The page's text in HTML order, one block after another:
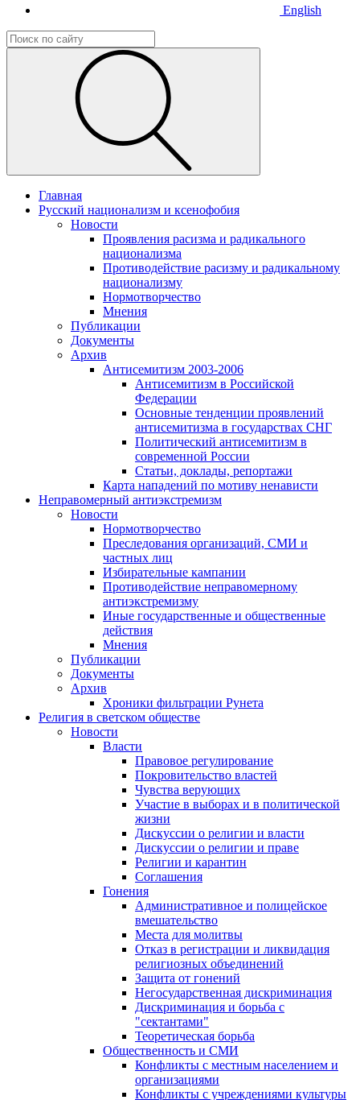
English
Главная
Русский национализм и ксенофобия
Новости
Проявления расизма и радикального
национализма
Противодействие расизму и радикальному
национализму
Нормотворчество
Мнения
Публикации
Документы
Архив
Антисемитизм 2003-2006
Антисемитизм в Российской
Федерации
Основные тенденции проявлений
антисемитизма в государствах СНГ
Политический антисемитизм в
современной России
Статьи, доклады, репортажи
Карта нападений по мотиву ненависти
Неправомерный антиэкстремизм
Новости
Нормотворчество
Преследования организаций, СМИ и
частных лиц
Избирательные кампании
Противодействие неправомерному
антиэкстремизму
Иные государственные и общественные
действия
Мнения
Публикации
Документы
Архив
Хроники фильтрации Рунета
Религия в светском обществе
Новости
Власти
Правовое регулирование
Покровительство властей
Чувства верующих
Участие в выборах и в политической
жизни
Дискуссии о религии и власти
Дискуссии о религии и праве
Религии и карантин
Соглашения
Гонения
Административное и полицейское
вмешательство
Места для молитвы
Отказ в регистрации и ликвидация
религиозных объединений
Защита от гонений
Негосударственная дискриминация
Дискриминация и борьба с
"сектантами"
Теоретическая борьба
Общественность и СМИ
Конфликты с местным населением и
организациями
Конфликты с учреждениями культуры